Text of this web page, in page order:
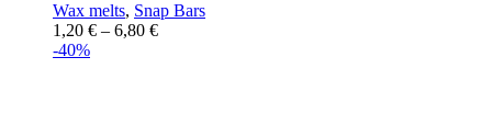
Wax melts, Snap Bars
1,20 € – 6,80 €
-40%